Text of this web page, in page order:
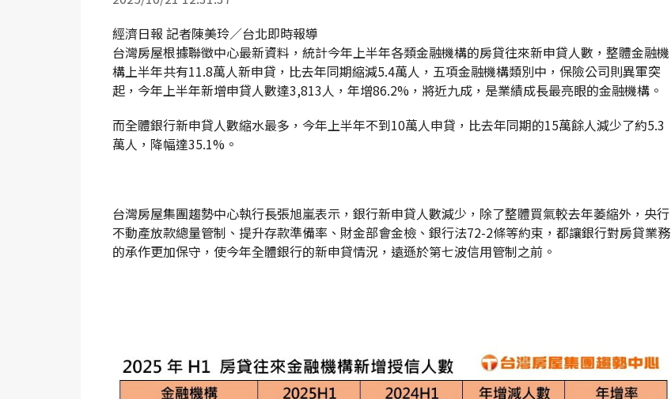
經濟日報 記者陳美玲／台北即時報導
台灣房屋根據聯徵中心最新資料，統計今年上半年各類金融機構的房貸往來新申貸人數，整體金融機
構上半年共有11.8萬人新申貸，比去年同期縮減5.4萬人，五項金融機構類別中，保險公司則異軍突
起，今年上半年新增申貸人數達3,813人，年增86.2%，將近九成，是業績成長最亮眼的金融機構。
而全體銀行新申貸人數縮水最多，今年上半年不到10萬人申貸，比去年同期的15萬餘人減少了約5.3
萬人，降幅達35.1%。
台灣房屋集團趨勢中心執行長張旭嵐表示，銀行新申貸人數減少，除了整體買氣較去年萎縮外，央行
不動產放款總量管制、提升存款準備率、財金部會金檢、銀行法72-2條等約束，都讓銀行對房貸業務
的承作更加保守，使今年全體銀行的新申貸情況，遠遜於第七波信用管制之前。